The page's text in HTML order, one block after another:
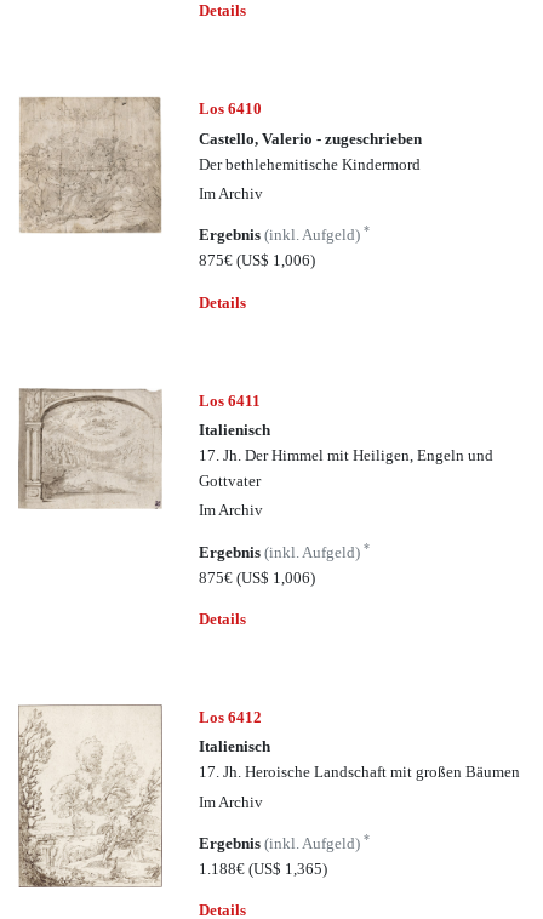
Details
Los 6410
Castello, Valerio - zugeschrieben
Der bethlehemitische Kindermord
Im Archiv
Ergebnis(inkl. Aufgeld)*
875€(US$ 1,006)
Details
Los 6411
Italienisch
17. Jh. Der Himmel mit Heiligen, Engeln und
Gottvater
Im Archiv
Ergebnis(inkl. Aufgeld)*
875€(US$ 1,006)
Details
Los 6412
Italienisch
17. Jh. Heroische Landschaft mit großen Bäumen
Im Archiv
Ergebnis(inkl. Aufgeld)*
1.188€(US$ 1,365)
Details